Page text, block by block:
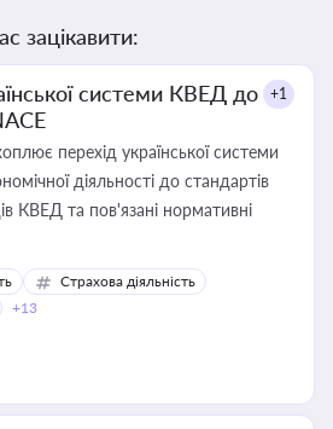
зацікавити:
системи КВЕД до
+1
перехід української системи
діяльності до стандартів
КВЕД та пов'язані нормативні
Страхова діяльність
+13